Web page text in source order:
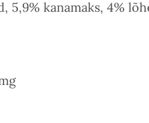
5,9% kanamaks, 4%